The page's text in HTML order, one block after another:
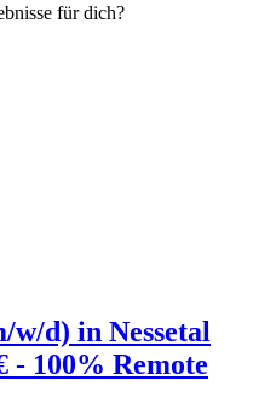
für dich?
d) in Nessetal
- 100% Remote